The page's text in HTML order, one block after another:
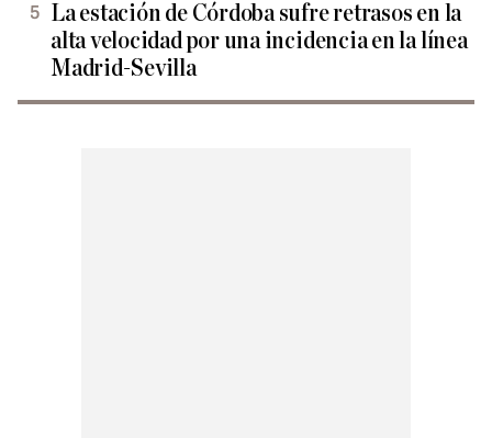
La estación de Córdoba sufre retrasos en la
alta velocidad por una incidencia en la línea
Madrid-Sevilla